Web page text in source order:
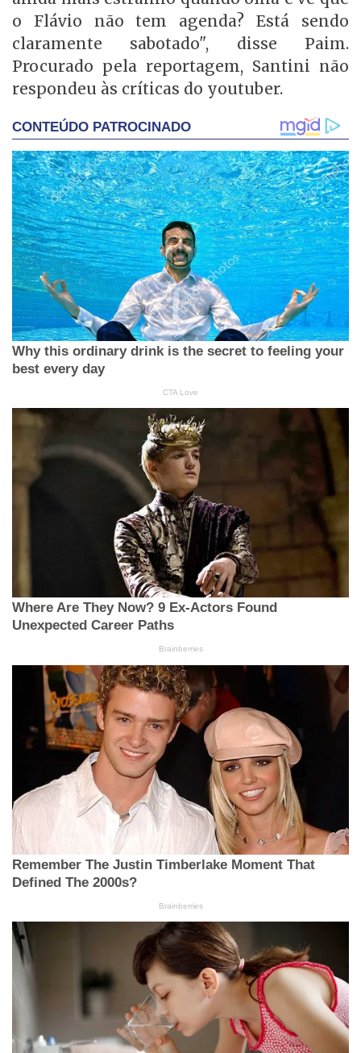
o Flávio não tem agenda? Está sendo
claramente sabotado", disse Paim.
Procurado pela reportagem, Santini não
respondeu às críticas do youtuber.